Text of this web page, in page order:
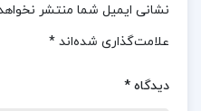
ملی و فرهنگی دعوت
پیچیده‌اش، به عنوان یک
نشانی ایمیل شما منتشر
علامت‌گذاری شده‌اند *
دیدگاه *